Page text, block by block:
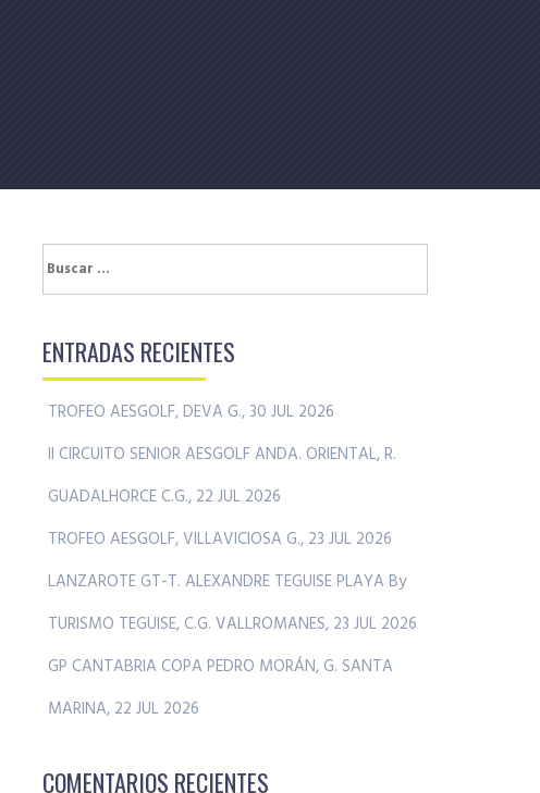
Buscar:
ENTRADAS RECIENTES
TROFEO AESGOLF, DEVA G., 30 JUL 2026
II CIRCUITO SENIOR AESGOLF ANDA. ORIENTAL, R.
GUADALHORCE C.G., 22 JUL 2026
TROFEO AESGOLF, VILLAVICIOSA G., 23 JUL 2026
LANZAROTE GT-T. ALEXANDRE TEGUISE PLAYA By
TURISMO TEGUISE, C.G. VALLROMANES, 23 JUL 2026
GP CANTABRIA COPA PEDRO MORÁN, G. SANTA
MARINA, 22 JUL 2026
COMENTARIOS RECIENTES